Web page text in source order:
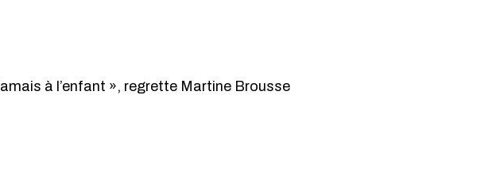
à l’enfant », regrette Martine Brousse